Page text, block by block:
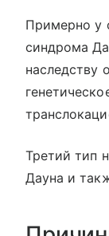
Примерно у
синдрома
наследству
Третий тип
Дауна и